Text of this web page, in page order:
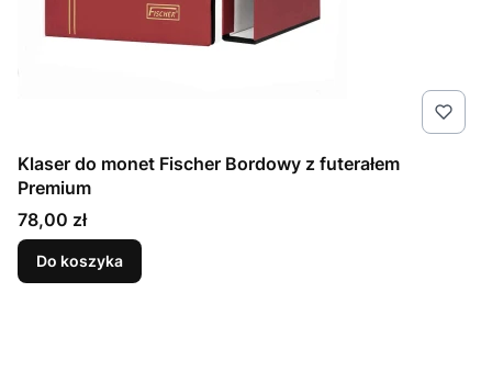
Klaser do monet Fischer Bordowy z futerałem
Premium
Cena
78,00 zł
Do koszyka